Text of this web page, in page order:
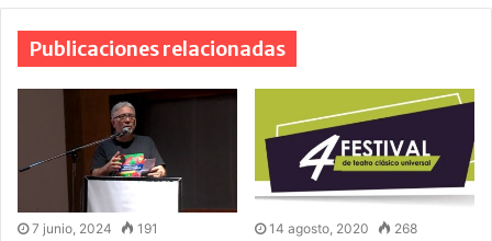
Publicaciones relacionadas
7 junio, 2024 191 14 agosto, 2020 268